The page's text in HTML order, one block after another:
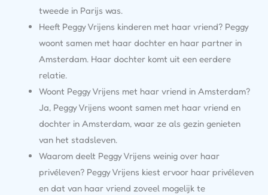
tweede in Parijs was.
Heeft Peggy Vrijens kinderen met haar vriend? Peggy
woont samen met haar dochter en haar partner in
Amsterdam. Haar dochter komt uit een eerdere
relatie.
Woont Peggy Vrijens met haar vriend in Amsterdam?
Ja, Peggy Vrijens woont samen met haar vriend en
dochter in Amsterdam, waar ze als gezin genieten
van het stadsleven.
Waarom deelt Peggy Vrijens weinig over haar
privéleven? Peggy Vrijens kiest ervoor haar privéleven
en dat van haar vriend zoveel mogelijk te